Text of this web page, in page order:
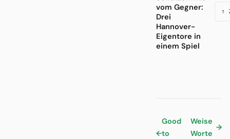
vom Gegner:
Drei
Hannover-
Eigentore in
einem Spiel
↑
←
Good
to
Weise
Worte
→